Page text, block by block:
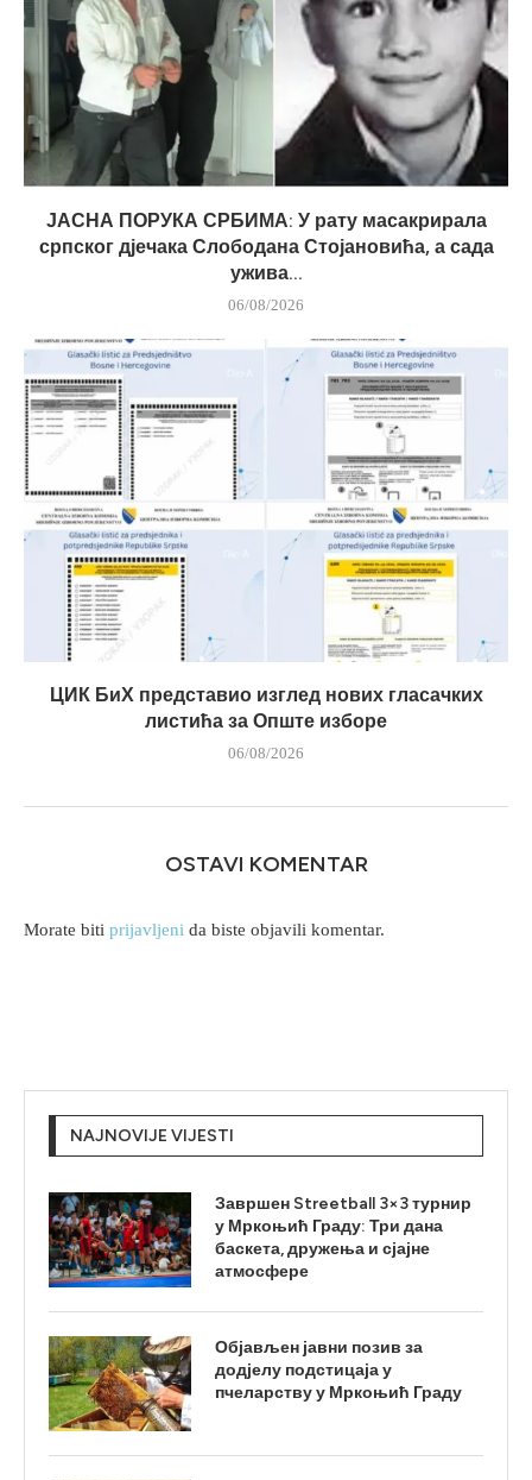
ЈАСНА ПОРУКА СРБИМА: У рату масакрирала
српског дјечака Слободана Стојановића, а сада
ужива...
06/08/2026
ЦИК БиХ представио изглед нових гласачких
листића за Опште изборе
06/08/2026
OSTAVI KOMENTAR
Morate biti prijavljeni da biste objavili komentar.
NAJNOVIJE VIJESTI
Завршен Streetball 3×3 турнир
у Мркоњић Граду: Три дана
баскета, дружења и сјајне
атмосфере
Објављен јавни позив за
додјелу подстицаја у
пчеларству у Мркоњић Граду